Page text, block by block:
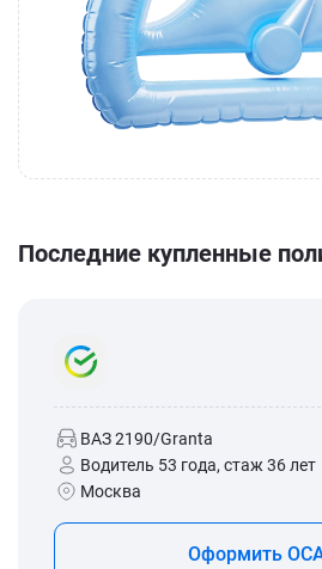
Последние купленные
ВАЗ 2190/Granta
Водитель 53 года, стаж 36 лет
Москва
Оформить